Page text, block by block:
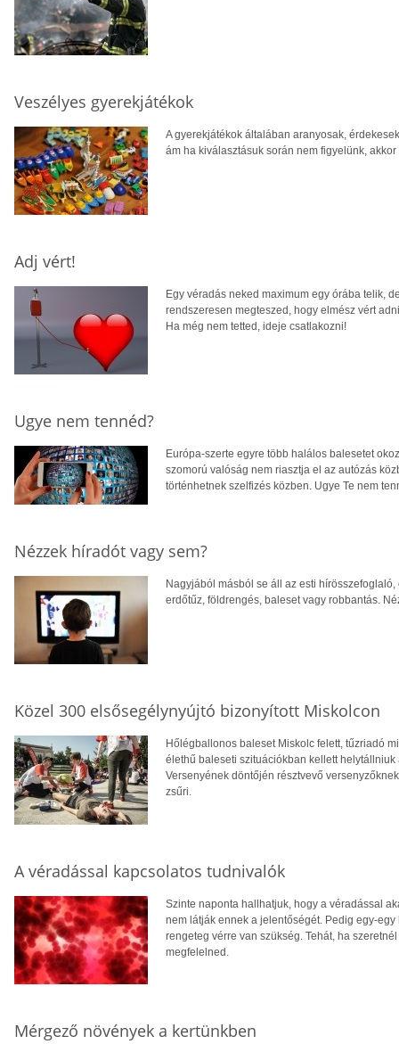
Veszélyes gyerekjátékok
A gyerekjátékok általában aranyosak,
ám ha kiválasztásuk során nem figyelünk,
Adj vért!
Egy véradás neked maximum egy órába telik,
rendszeresen megteszed, hogy elmész vért
Ha még nem tetted, ideje csatlakozni!
Ugye nem tennéd?
Európa-szerte egyre több halálos balesetet
szomorú valóság nem riasztja el az autózás
történhetnek szelfizés közben. Ugye Te nem
Nézzek híradót vagy sem?
Nagyjából másból se áll az esti
erdőtűz, földrengés, baleset vagy robbantás.
Közel 300 elsősegélynyújtó bizonyított Miskolcon
Hőlégballonos baleset Miskolc felett, tűzriadó
élethű baleseti szituációkban kellett
Versenyének döntőjén résztvevő
zsűri.
A véradással kapcsolatos tudnivalók
Szinte naponta hallhatjuk, hogy a véradással
nem látják ennek a jelentőségét. Pedig egy-
rengeteg vérre van szükség. Tehát, ha
megfelelned.
Mérgező növények a kertünkben